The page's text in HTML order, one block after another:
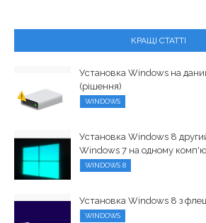
КРАЩІ СТАТТІ
Установка Windows на
(рішення)
WINDOWS
Установка Windows 8
Windows 7 на одному
WINDOWS 8
Установка Windows 8 з
WINDOWS